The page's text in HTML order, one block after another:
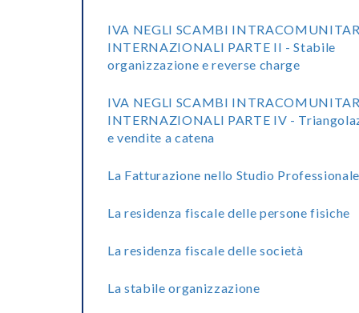
IVA NEGLI SCAMBI
INTERNAZIONALI PARTE II - Stabile
organizzazione e reverse charge
IVA NEGLI SCAMBI
INTERNAZIONALI PARTE IV -
e vendite a catena
La Fatturazione nello Studio Professionale
La residenza fiscale delle persone fisiche
La residenza fiscale delle società
La stabile organizzazione